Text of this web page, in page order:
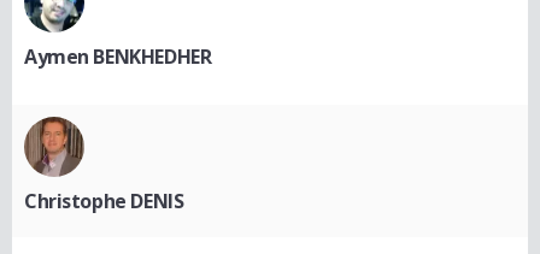
Aymen BENKHEDHER
Christophe DENIS